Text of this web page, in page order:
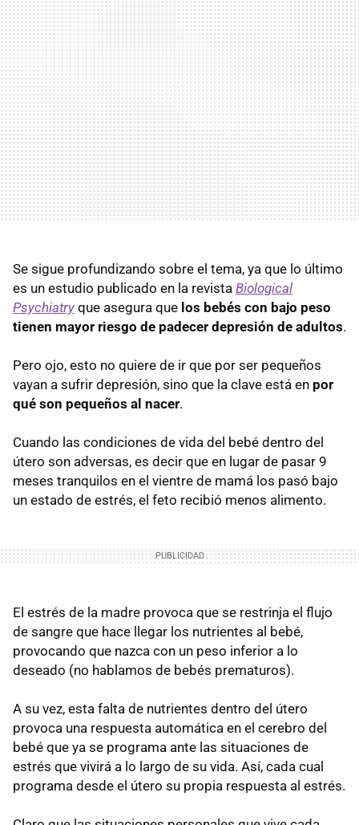
Se sigue profundizando sobre el tema, ya que lo último
es un estudio publicado en la revista Biological
Psychiatry que asegura que los bebés con bajo peso
tienen mayor riesgo de padecer depresión de adultos.
Pero ojo, esto no quiere de ir que por ser pequeños
vayan a sufrir depresión, sino que la clave está en por
qué son pequeños al nacer.
Cuando las condiciones de vida del bebé dentro del
útero son adversas, es decir que en lugar de pasar 9
meses tranquilos en el vientre de mamá los pasó bajo
un estado de estrés, el feto recibió menos alimento.
El estrés de la madre provoca que se restrinja el flujo
de sangre que hace llegar los nutrientes al bebé,
provocando que nazca con un peso inferior a lo
deseado (no hablamos de bebés prematuros).
A su vez, esta falta de nutrientes dentro del útero
provoca una respuesta automática en el cerebro del
bebé que ya se programa ante las situaciones de
estrés que vivirá a lo largo de su vida. Así, cada cual
programa desde el útero su propia respuesta al estrés.